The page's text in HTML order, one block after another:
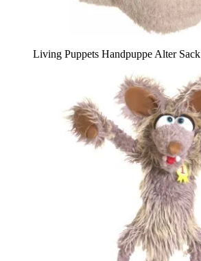
Living Puppets Handpuppe Alter Sack